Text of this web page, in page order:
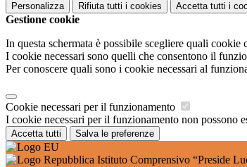
Personalizza Rifiuta tutti i cookies Accetta tutti i
Gestione cookie
In questa schermata è possibile scegliere quali cookie
I cookie necessari sono quelli che consentono il
Per conoscere quali sono i cookie necessari al
Cookie necessari per il funzionamento
I cookie necessari per il funzionamento non possono
Accetta tutti Salva le preferenze
Istituto Comprensivo “Preside